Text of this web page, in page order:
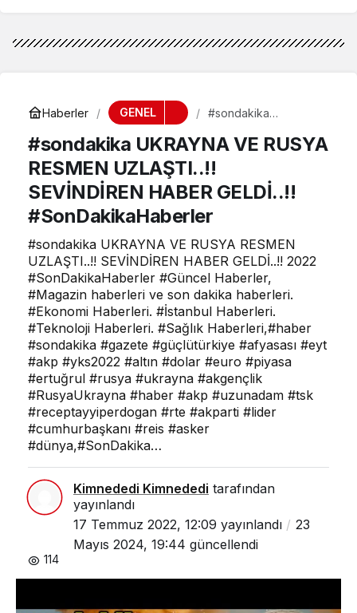
Haberler GENEL
#sondakika
RESMEN UZLAŞTI..!!
SEVİNDİREN HABER
#SonDakikaHaberler
#sondakika UKRAYNA VE RUSYA
RESMEN UZLAŞTI..!!
SEVİNDİREN HABER GELDİ..!!
#SonDakikaHaberler
#sondakika UKRAYNA VE RUSYA RESMEN
UZLAŞTI..!! SEVİNDİREN HABER GELDİ..!! 2022
#SonDakikaHaberler #Güncel Haberler,
#Magazin haberleri ve son dakika haberleri.
#Ekonomi Haberleri. #İstanbul Haberleri.
#Teknoloji Haberleri. #Sağlık Haberleri,#haber
#sondakika #gazete #güçlütürkiye #afyasası #eyt
#akp #yks2022 #altın #dolar #euro #piyasa
#ertuğrul #rusya #ukrayna #akgençlik
#RusyaUkrayna #haber #akp #uzunadam #tsk
#receptayyiperdogan #rte #akparti #lider
#cumhurbaşkanı #reis #asker
#dünya,#SonDakika…
Kimnededi Kimnededi tarafından
yayınlandı
17 Temmuz 2022, 12:09 yayınlandı
23
Mayıs 2024, 19:44 güncellendi
114